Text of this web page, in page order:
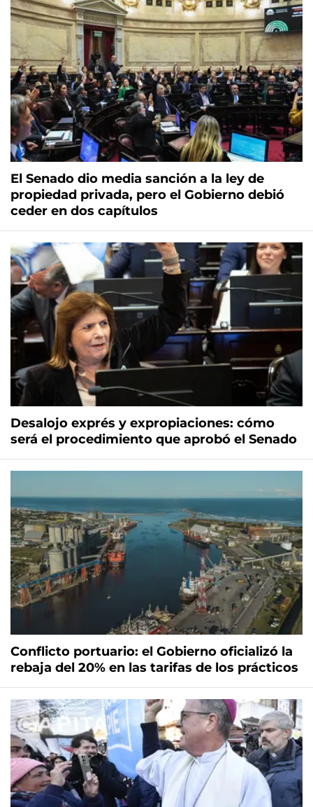
El Senado dio media sanción a la ley de
propiedad privada, pero el Gobierno debió
ceder en dos capítulos
Desalojo exprés y expropiaciones: cómo
será el procedimiento que aprobó el Senado
Conflicto portuario: el Gobierno oficializó la
rebaja del 20% en las tarifas de los prácticos